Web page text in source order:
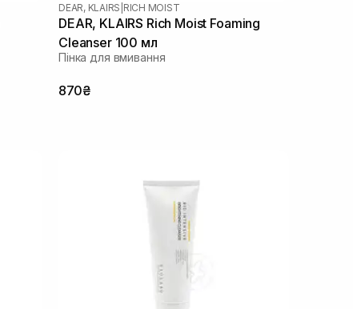
DEAR, KLAIRS RICH MOIST
DEAR, KLAIRS Rich Moist Foaming
Cleanser 100 мл
Пінка для вмивання
870₴